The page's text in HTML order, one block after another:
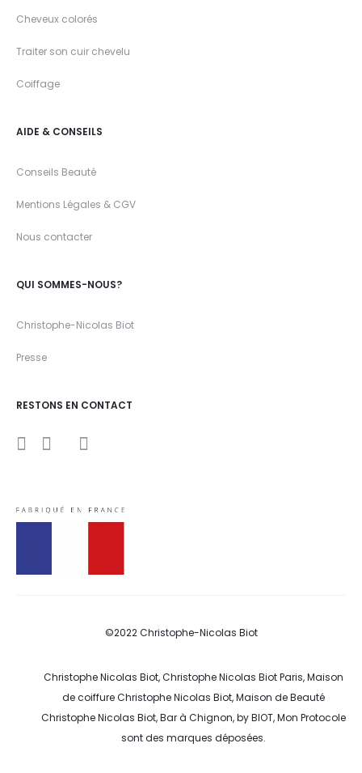
Cheveux colorés
Traiter son cuir chevelu
Coiffage
AIDE & CONSEILS
Conseils Beauté
Mentions Légales & CGV
Nous contacter
QUI SOMMES-NOUS?
Christophe-Nicolas Biot
Presse
RESTONS EN CONTACT
a
u
b
©2022 Christophe-Nicolas Biot
Christophe Nicolas Biot, Christophe Nicolas Biot Paris, Maison
de coiffure Christophe Nicolas Biot, Maison de Beauté
Christophe Nicolas Biot, Bar à Chignon, by BIOT, Mon Protocole
sont des marques déposées.